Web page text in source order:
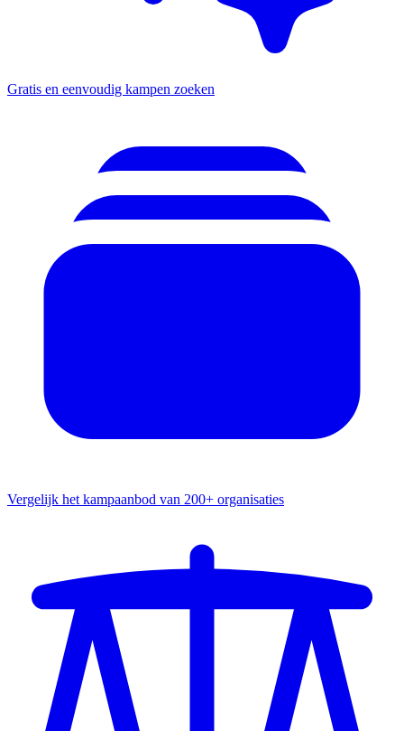
Gratis en eenvoudig kampen zoeken
Vergelijk het kampaanbod van 200+ organisaties